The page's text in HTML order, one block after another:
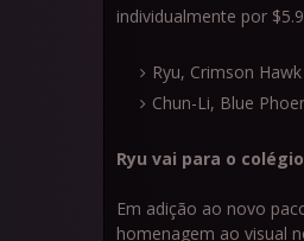
individualmente por
Ryu, Crimson
Chun-Li, Blue
Ryu vai para o
Em adição ao novo
homenagem ao visual